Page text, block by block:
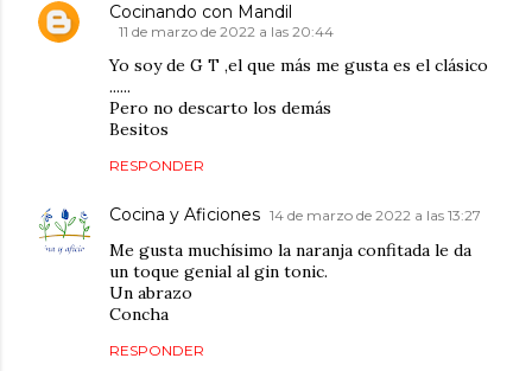
Cocinando con Mandil
11 de marzo de 2022 a las 20:44
Yo soy de G T ,el que más me gusta es el clásico
......
Pero no descarto los demás
Besitos
RESPONDER
Cocina y Aficiones 14 de marzo de 2022 a las 13:27
Me gusta muchísimo la naranja confitada le da
un toque genial al gin tonic.
Un abrazo
Concha
RESPONDER